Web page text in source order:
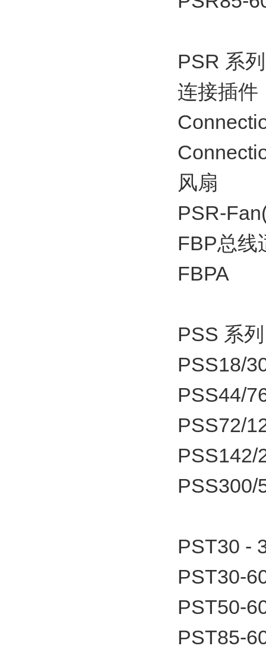
PSR 系
连接插件
风扇
PSR-
FBP总线
FBPA
PSS 系
PSS18/
PSS44/
PSS72/
PSS142/
PSS300/
PST30 -
PST30-
PST50-
PST85-